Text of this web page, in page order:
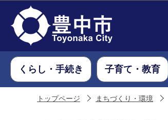
くらし・手続き 子育て・教育
トップページ まちづくり・環境